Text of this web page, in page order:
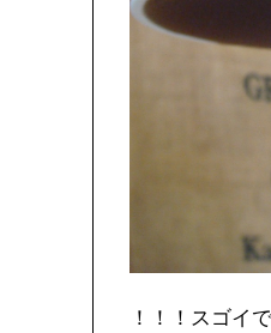
！！！スゴイ